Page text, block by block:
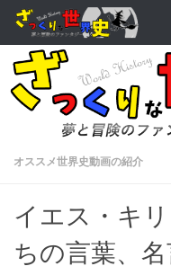
オススメ世界史動画の紹介
イエス・キ
ちの言葉、